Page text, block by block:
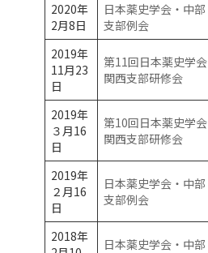
2020年
2月8日
日本薬史学会・中部
支部例会
2019年
11月23
日
第11回日本薬史学会
関西支部研修会
2019年
３月16
日
第10回日本薬史学会
関西支部研修会
2019年
２月16
日
日本薬史学会・中部
支部例会
2018年
日本薬史学会・中部